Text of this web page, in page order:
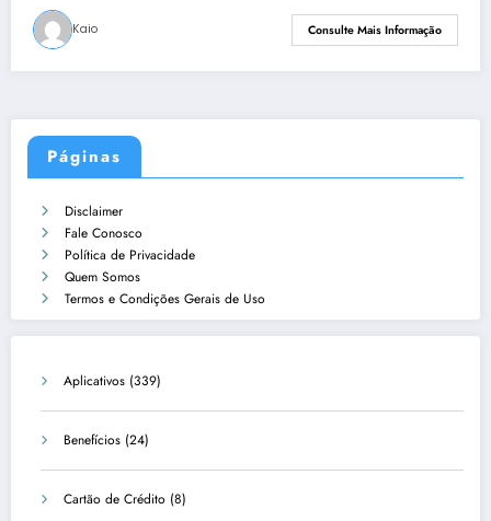
Kaio Consulte Mais Informação
Páginas
Disclaimer
Fale Conosco
Política de Privacidade
Quem Somos
Termos e Condições Gerais de Uso
Aplicativos (339)
Benefícios (24)
Cartão de Crédito (8)